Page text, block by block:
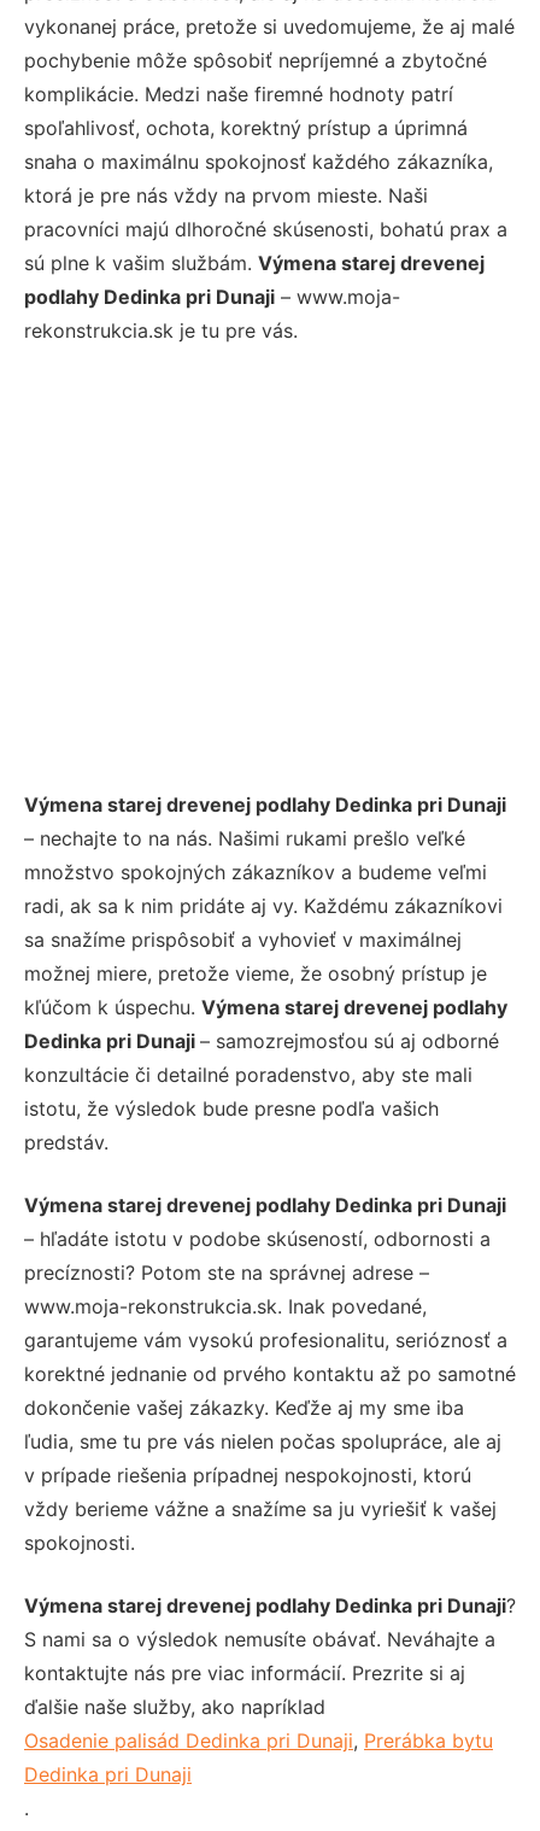
vykonanej práce, pretože si uvedomujeme, že aj malé
pochybenie môže spôsobiť nepríjemné a zbytočné
komplikácie. Medzi naše firemné hodnoty patrí
spoľahlivosť, ochota, korektný prístup a úprimná
snaha o maximálnu spokojnosť každého zákazníka,
ktorá je pre nás vždy na prvom mieste. Naši
pracovníci majú dlhoročné skúsenosti, bohatú prax a
sú plne k vašim službám. Výmena starej drevenej
podlahy Dedinka pri Dunaji – www.moja-
rekonstrukcia.sk je tu pre vás.
Výmena starej drevenej podlahy Dedinka pri Dunaji
– nechajte to na nás. Našimi rukami prešlo veľké
množstvo spokojných zákazníkov a budeme veľmi
radi, ak sa k nim pridáte aj vy. Každému zákazníkovi
sa snažíme prispôsobiť a vyhovieť v maximálnej
možnej miere, pretože vieme, že osobný prístup je
kľúčom k úspechu. Výmena starej drevenej podlahy
Dedinka pri Dunaji – samozrejmosťou sú aj odborné
konzultácie či detailné poradenstvo, aby ste mali
istotu, že výsledok bude presne podľa vašich
predstáv.
Výmena starej drevenej podlahy Dedinka pri Dunaji
– hľadáte istotu v podobe skúseností, odbornosti a
precíznosti? Potom ste na správnej adrese –
www.moja-rekonstrukcia.sk. Inak povedané,
garantujeme vám vysokú profesionalitu, serióznosť a
korektné jednanie od prvého kontaktu až po samotné
dokončenie vašej zákazky. Keďže aj my sme iba
ľudia, sme tu pre vás nielen počas spolupráce, ale aj
v prípade riešenia prípadnej nespokojnosti, ktorú
vždy berieme vážne a snažíme sa ju vyriešiť k vašej
spokojnosti.
Výmena starej drevenej podlahy Dedinka pri Dunaji?
S nami sa o výsledok nemusíte obávať. Neváhajte a
kontaktujte nás pre viac informácií. Prezrite si aj
ďalšie naše služby, ako napríklad
Osadenie palisád Dedinka pri Dunaji, Prerábka bytu
Dedinka pri Dunaji
.